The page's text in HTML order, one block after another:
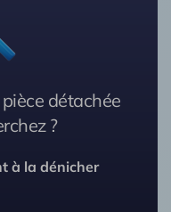
détachée
?
à la dénicher